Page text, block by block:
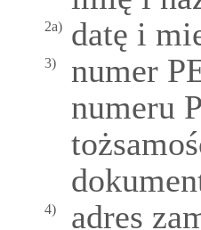
2a) datę i
3)
numer
numeru
4) adres